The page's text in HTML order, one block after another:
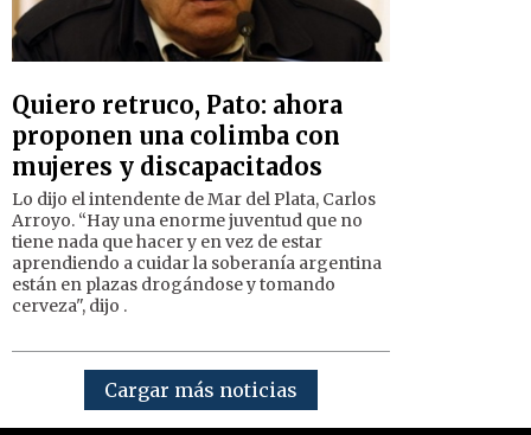
Quiero retruco, Pato: ahora
proponen una colimba con
mujeres y discapacitados
Lo dijo el intendente de Mar del Plata, Carlos
Arroyo. “Hay una enorme juventud que no
tiene nada que hacer y en vez de estar
aprendiendo a cuidar la soberanía argentina
están en plazas drogándose y tomando
cerveza", dijo .
Cargar más noticias